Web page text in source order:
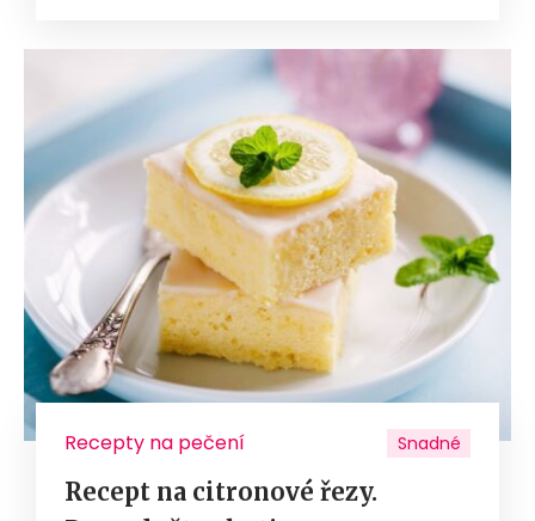
Recepty na pečení Snadné
Recept na citronové řezy.